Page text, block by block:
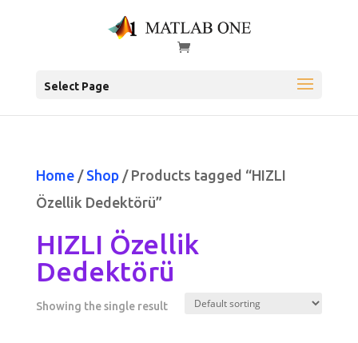
Select Page
Home/ Shop/ Products tagged “HIZLI
Özellik Dedektörü”
HIZLI Özellik
Dedektörü
Showing the single result